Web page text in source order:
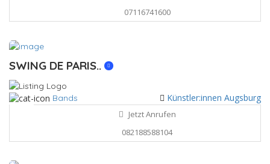
07116741600
SWING DE PARIS..
Bands Künstler:innen Augsburg
Jetzt Anrufen
082188588104